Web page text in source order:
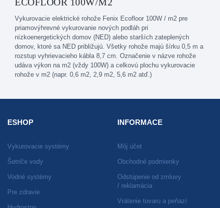
ECOFLOOR 100W/M2
Vykurovacie elektrické rohože Fenix Ecofloor 100W / m2 pre
priamovýhrevné vykurovanie nových podláh pri
nízkoenergetických domov (NED) alebo starších zateplených
domov, ktoré sa NED približujú. Všetky rohože majú šírku 0,5 m a
rozstup vyhrievacieho kábla 8,7 cm. Označenie v názve rohože
udáva výkon na m2 (vždy 100W) a celkovú plochu vykurovacie
rohože v m2 (napr. 0,6 m2, 2,9 m2, 5,6 m2 atď.)
ESHOP
Vykurovacie systémy
Šetriče vody
Vodné systémy
Pre zdravie
INFORMACE
Môj účet
Obchodné podmienky
Odstúpenie od zmluvy
/ reklamácia
Vrátenie tovaru a peňazí